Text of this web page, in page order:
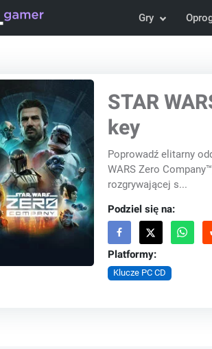
Gry
STAR
key
Poprowadź elitarny
WARS Zero
rozgrywającej s...
Podziel się na:
Platformy:
Klucze PC CD